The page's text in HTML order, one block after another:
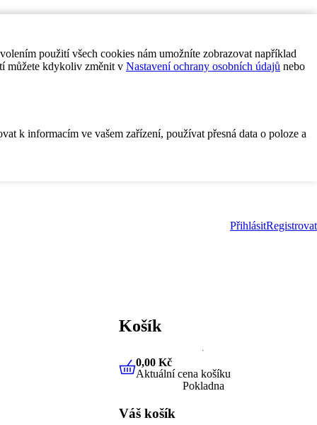
použití všech cookies nám umožníte zobrazovat například
můžete kdykoliv změnit v Nastavení ochrany osobních údajů nebo
k informacím ve vašem zařízení, používat přesná data o poloze a
PřihlásitRegistrovat
Košík
0,00 KčAktuální cena košíku
0,00 Kč
Aktuální cena košíku
Pokladna
Váš košík